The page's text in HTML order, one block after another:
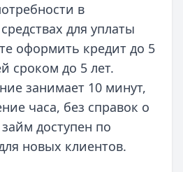
в
для уплаты
оформить кредит до 5
сроком до 5 лет.
занимает 10 минут,
часа, без справок о
доступен по
новых клиентов.